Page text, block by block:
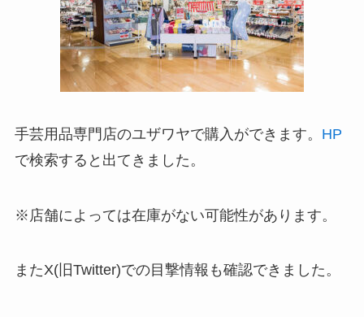
手芸用品専門店のユザワヤで購入ができます。 HP
で検索すると出てきました。
※店舗によっては在庫がない可能性があります。
またX(旧Twitter)での目撃情報も確認できました。